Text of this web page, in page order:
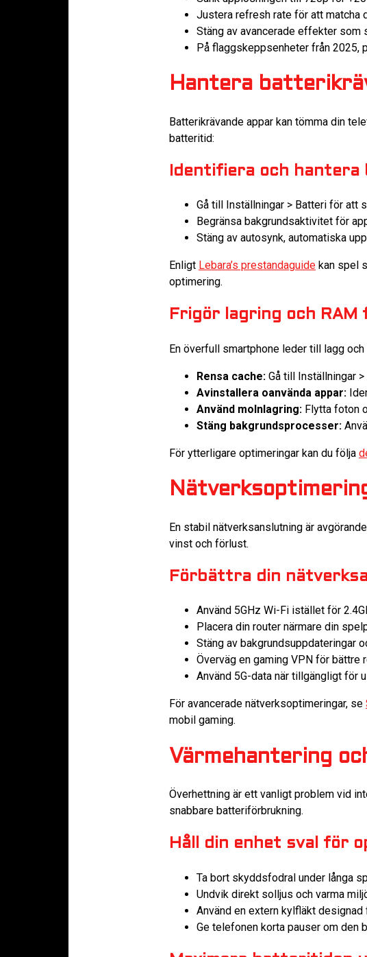
Justera refresh rate för att matcha
Stäng av avancerade effekter
På flaggskeppsenheter från 2025,
Hantera
Batterikrävande appar kan tömma din
batteritid:
Identifiera och
Gå till Inställningar > Batteri för att
Begränsa bakgrundsaktivitet för
Stäng av autosynk, automatiska
Enligt Lebara’s prestandaguide kan spel
optimering.
Frigör lagring och
En överfull smartphone leder till lagg
Rensa cache: Gå till Inställningar
Avinstallera oanvända appar:
Använd molnlagring: Flytta foton
Stäng bakgrundsprocesser:
För ytterligare optimeringar kan du följa
En stabil nätverksanslutning är
vinst och förlust.
Förbättra din
Använd 5GHz Wi-Fi istället för
Placera din router närmare din
Stäng av bakgrundsuppdateringar
Överväg en gaming VPN för
Använd 5G-data när tillgängligt för
För avancerade nätverksoptimeringar, se
mobil gaming.
Värmehantering
Överhettning är ett vanligt problem vid
snabbare batteriförbrukning.
Håll din enhet sval för
Ta bort skyddsfodral under långa
Undvik direkt solljus och varma
Använd en extern kylfläkt
Ge telefonen korta pauser om den